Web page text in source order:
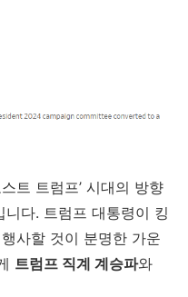
트 트럼프’ 시대의 방향
다. 트럼프 대통령이 킹
사할 것이 분명한 가운
트럼프 직계 계승파와